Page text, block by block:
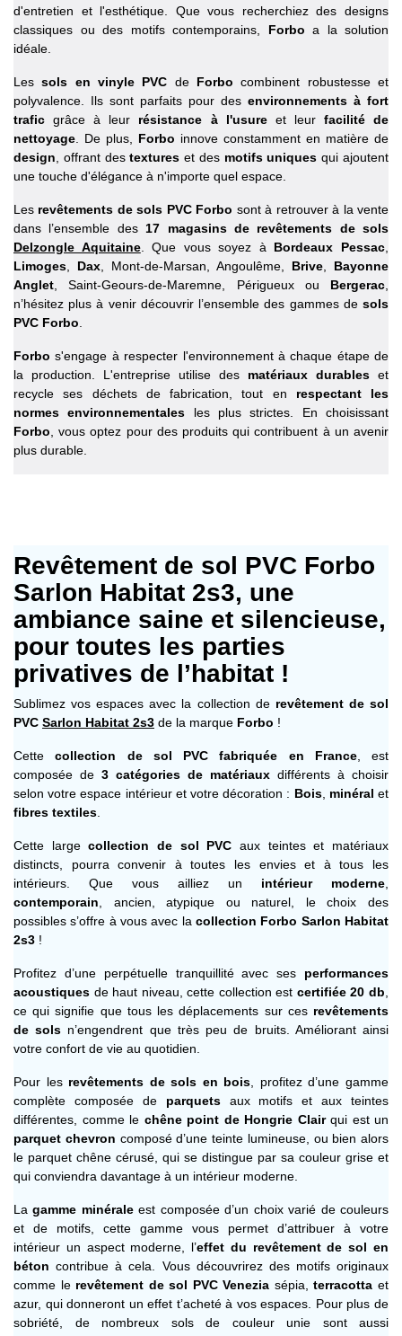
d'entretien et l'esthétique. Que vous recherchiez des designs
classiques ou des motifs contemporains, Forbo a la solution
idéale.
Lessols en vinyle PVC de Forbo combinent robustesse et
polyvalence. Ils sont parfaits pour des environnements à fort
trafic grâce à leur résistance à l'usureet leur facilité de
nettoyage . De plus, Forbo innove constamment en matière de
design , offrant destextures et des motifs uniquesqui ajoutent
une touche d'élégance à n'importe quel espace.
Les revêtements de sols PVC Forbo sont à retrouver à la vente
dans l’ensemble des 17 magasins de revêtements de sols
Delzongle Aquitaine. Que vous soyez à Bordeaux Pessac
Limoges
Dax , Mont-de-Marsan, Angoulême, Brive
Bayonne
Anglet ,Saint-Geours-de-Maremne, Périgueux ou Bergerac
n’hésitez plus à venir découvrir l’ensemble des gammes de sols
PVC Forbo
Forbo s'engage à respecter l'environnement à chaque étape de
la production. L'entreprise utilise des matériaux durables et
recycle ses déchets de fabrication, tout en respectant les
normes environnementales les plus strictes. En choisissant
Forbo , vous optez pour des produits qui contribuent à un avenir
plus durable.
Revêtement de sol PVC Forbo
Sarlon Habitat 2s3, une
ambiance saine et silencieuse,
pour toutes les parties
privatives de l’habitat !
Sublimez vos espaces avec la collection de revêtement de sol
PVC Sarlon Habitat 2s3 de la marque Forbo !
Cettecollection de sol PVC fabriquée en France, est
composée de 3 catégories de matériaux différents à choisir
selon votre espace intérieur et votre décoration : Bois, minéral et
fibres textiles
Cette largecollection de sol PVC aux teintes et matériaux
distincts, pourra convenir à toutes les envies et à tous les
intérieurs. Que vous ailliez un intérieur moderne
contemporain , ancien, atypique ou naturel, le choix des
possibles s’offre à vous avec la collection Forbo Sarlon Habitat
2s3 !
Profitez d’une perpétuelle tranquillité avec ses performances
acoustiques de haut niveau, cette collection est certifiée 20 db
ce qui signifie que tous les déplacements sur ces revêtements
de sols n’engendrent que très peu de bruits. Améliorant ainsi
votre confort de vie au quotidien.
Pour les revêtements de sols en bois , profitez d’une gamme
complète composée de parquetsaux motifs et aux teintes
différentes, comme le chêne point de Hongrie Clairqui est un
parquet chevron composé d’une teinte lumineuse, ou bien alors
le parquet chêne cérusé, qui se distingue par sa couleur grise et
qui conviendra davantage à un intérieur moderne.
Lagamme minéraleest composée d’un choix varié de couleurs
et de motifs, cette gamme vous permet d’attribuer à votre
intérieur un aspect moderne, l’effet du revêtement de sol en
bétoncontribue à cela. Vous découvrirez des motifs originaux
comme le revêtement de sol PVC Venezia sépia,terracotta et
azur, qui donneront un effet t’acheté à vos espaces. Pour plus de
sobriété, de nombreux sols de couleur unie sont aussi